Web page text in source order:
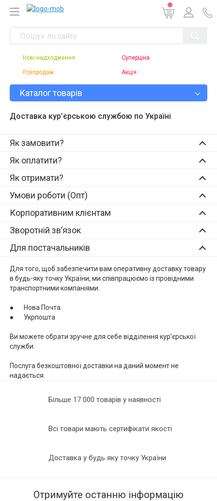
Нові надходження Суперціна
Розпродаж Акція
Каталог товарів
Доставка кур’єрською службою по Україні
Як замовити?
Як оплатити?
Як отримати?
Умови роботи (Опт)
Корпоративним клієнтам
Зворотній зв’язок
Для постачальників
Для того, щоб забезпечити вам оперативну доставку товару
в будь-яку точку України, ми співпрацюємо із провідними
транспортними компаніями.
● Нова Почта
● Укрпошта
Ви можете обрати зручне для cебе відділення кур’єрської
служби.
Послуга безкоштовної доставки на даний момент не
надається.
Більше 17 000 товарів у наявності
Всі товари мають сертифікати якості
Доставка у будь яку точку України
Отримуйте останню інформацію